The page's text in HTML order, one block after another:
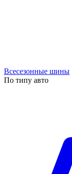
Всесезонные шины
По типу авто